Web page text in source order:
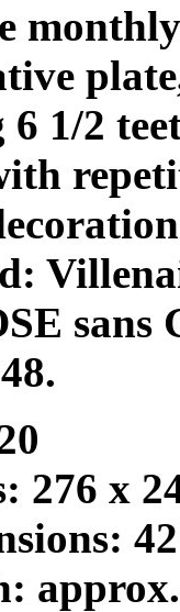
6 1/2
sans
276 x